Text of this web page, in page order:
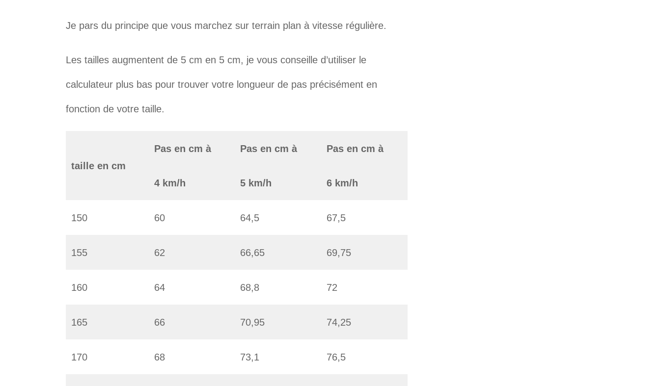
Je pars du principe que vous marchez sur terrain plan à vitesse régulière.
Les tailles augmentent de 5 cm en 5 cm, je vous conseille d’utiliser le
calculateur plus bas pour trouver votre longueur de pas précisément en
fonction de votre taille.
taille en cm
Pas en cm à
4 km/h
Pas en cm à
5 km/h
Pas en cm à
6 km/h
150 60 64,5 67,5
155 62 66,65 69,75
160 64 68,8 72
165 66 70,95 74,25
170 68 73,1 76,5